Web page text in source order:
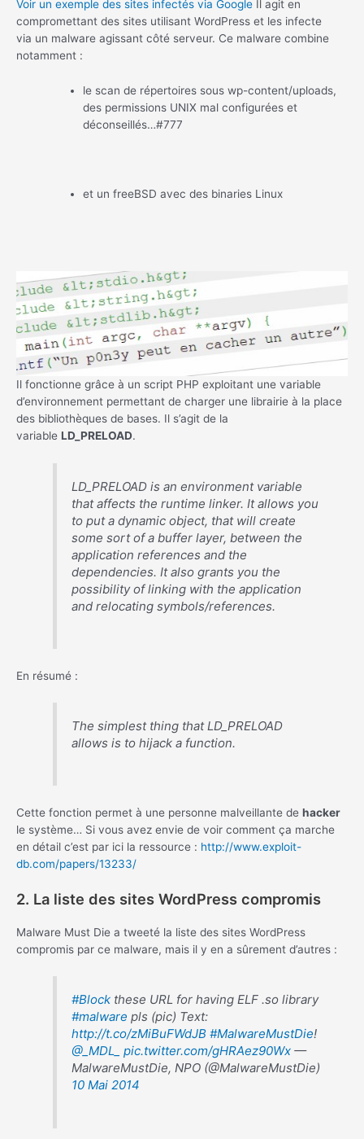
Voir un exemple des sites infectés via Google Il agit en
compromettant des sites utilisant WordPress et les infecte
via un malware agissant côté serveur. Ce malware combine
notamment :
le scan de répertoires sous wp-content/uploads,
des permissions UNIX mal configurées et
déconseillés…#777
et un freeBSD avec des binaries Linux
Il fonctionne grâce à un script PHP exploitant une variable
d’environnement permettant de charger une librairie à la place
des bibliothèques de bases. Il s’agit de la
variable LD_PRELOAD.
LD_PRELOAD is an environment variable
that affects the runtime linker. It allows you
to put a dynamic object, that will create
some sort of a buffer layer, between the
application references and the
dependencies. It also grants you the
possibility of linking with the application
and relocating symbols/references.
En résumé :
The simplest thing that LD_PRELOAD
allows is to hijack a function.
Cette fonction permet à une personne malveillante de hacker
le système… Si vous avez envie de voir comment ça marche
en détail c’est par ici la ressource : http://www.exploit-
db.com/papers/13233/
2. La liste des sites WordPress compromis
Malware Must Die a tweeté la liste des sites WordPress
compromis par ce malware, mais il y en a sûrement d’autres :
#Block these URL for having ELF .so library
#malware pls (pic) Text:
http://t.co/zMiBuFWdJB #MalwareMustDie!
@_MDL_ pic.twitter.com/gHRAez90Wx —
MalwareMustDie, NPO (@MalwareMustDie)
10 Mai 2014